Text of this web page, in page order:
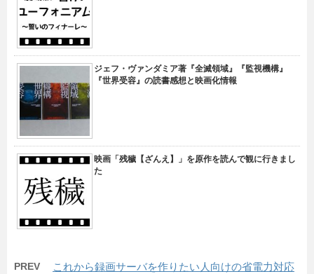
ジェフ・ヴァンダミア著『全滅領域』『監視機構』
『世界受容』の読書感想と映画化情報
映画「残穢【ざんえ】」を原作を読んで観に行きまし
た
PREV
これから録画サーバを作りたい人向けの省電力対応